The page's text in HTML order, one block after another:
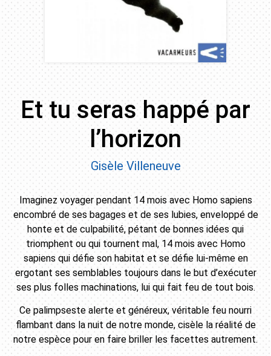
Et tu seras happé par
l’horizon
Gisèle Villeneuve
Imaginez voyager pendant 14 mois avec Homo sapiens
encombré de ses bagages et de ses lubies, enveloppé de
honte et de culpabilité, pétant de bonnes idées qui
triomphent ou qui tournent mal, 14 mois avec Homo
sapiens qui défie son habitat et se défie lui-même en
ergotant ses semblables toujours dans le but d’exécuter
ses plus folles machinations, lui qui fait feu de tout bois.
Ce palimpseste alerte et généreux, véritable feu nourri
flambant dans la nuit de notre monde, cisèle la réalité de
notre espèce pour en faire briller les facettes autrement.